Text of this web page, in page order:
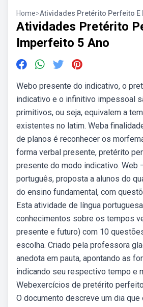
Home>Atividades Pretérito Perfeito E
Atividades Pretérito
Imperfeito 5 Ano
Webo presente do indicativo, o
indicativo e o infinitivo impessoal
primitivos, ou seja, equivalem a
existentes no latim. Weba
de planos é reconhecer os
forma verbal presente, pretérito
presente do modo indicativo. Web
português, proposta a alunos do
do ensino fundamental, com
Esta atividade de língua
conhecimentos sobre os tempos
presente e futuro) com 10
escolha. Criado pela professora
anedota em pauta, apontando as
indicando seu respectivo tempo e
Webexercícios de pretérito
O documento descreve um dia que